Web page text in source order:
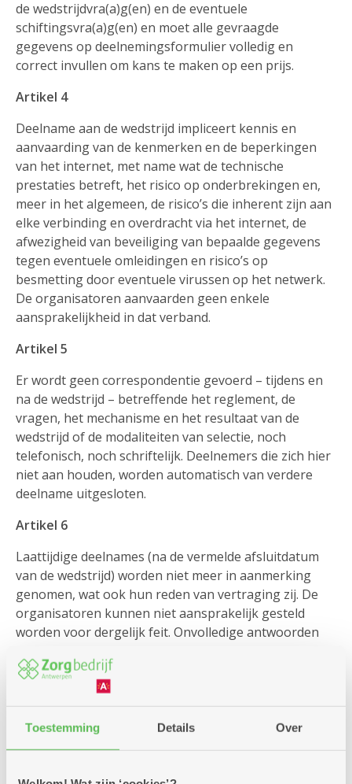
Toestemming Details Over
de wedstrijdvra(a)g(en) en de eventuele
schiftingsvra(a)g(en) en moet alle gevraagde
gegevens op deelnemingsformulier volledig en
correct invullen om kans te maken op een prijs.
Artikel 4
Deelname aan de wedstrijd impliceert kennis en
aanvaarding van de kenmerken en de beperkingen
van het internet, met name wat de technische
prestaties betreft, het risico op onderbrekingen en,
meer in het algemeen, de risico’s die inherent zijn aan
elke verbinding en overdracht via het internet, de
afwezigheid van beveiliging van bepaalde gegevens
tegen eventuele omleidingen en risico’s op
besmetting door eventuele virussen op het netwerk.
De organisatoren aanvaarden geen enkele
aansprakelijkheid in dat verband.
Artikel 5
Er wordt geen correspondentie gevoerd – tijdens en
na de wedstrijd – betreffende het reglement, de
vragen, het mechanisme en het resultaat van de
wedstrijd of de modaliteiten van selectie, noch
telefonisch, noch schriftelijk. Deelnemers die zich hier
niet aan houden, worden automatisch van verdere
deelname uitgesloten.
Artikel 6
Laattijdige deelnames (na de vermelde afsluitdatum
van de wedstrijd) worden niet meer in aanmerking
genomen, wat ook hun reden van vertraging zij. De
organisatoren kunnen niet aansprakelijk gesteld
worden voor dergelijk feit. Onvolledige antwoorden
Bepaling van de winnaar(s)
De winnaar(s) worden bepaald tussen diegenen die de